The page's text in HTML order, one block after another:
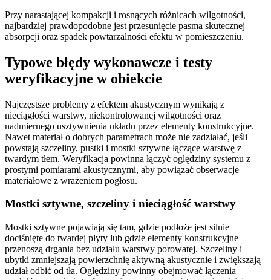
Przy narastającej kompakcji i rosnących różnicach wilgotności,
najbardziej prawdopodobne jest przesunięcie pasma skutecznej
absorpcji oraz spadek powtarzalności efektu w pomieszczeniu.
Typowe błędy wykonawcze i testy
weryfikacyjne w obiekcie
Najczęstsze problemy z efektem akustycznym wynikają z
nieciągłości warstwy, niekontrolowanej wilgotności oraz
nadmiernego usztywnienia układu przez elementy konstrukcyjne.
Nawet materiał o dobrych parametrach może nie zadziałać, jeśli
powstają szczeliny, pustki i mostki sztywne łączące warstwę z
twardym tłem. Weryfikacja powinna łączyć oględziny systemu z
prostymi pomiarami akustycznymi, aby powiązać obserwacje
materiałowe z wrażeniem pogłosu.
Mostki sztywne, szczeliny i nieciągłość warstwy
Mostki sztywne pojawiają się tam, gdzie podłoże jest silnie
dociśnięte do twardej płyty lub gdzie elementy konstrukcyjne
przenoszą drgania bez udziału warstwy porowatej. Szczeliny i
ubytki zmniejszają powierzchnię aktywną akustycznie i zwiększają
udział odbić od tła. Oględziny powinny obejmować łączenia